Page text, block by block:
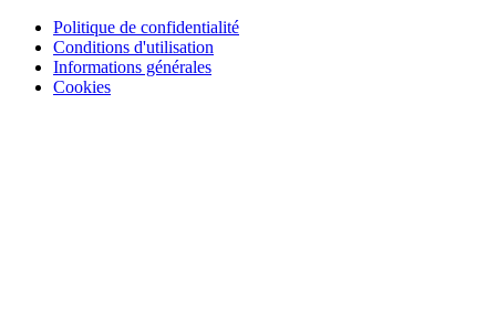
Politique de confidentialité
Conditions d'utilisation
Informations générales
Cookies